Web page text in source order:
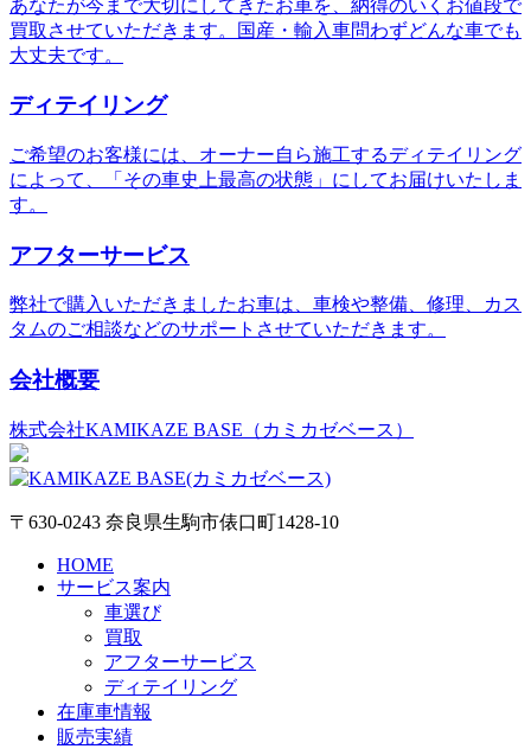
あなたが今まで大切にしてきたお車を、納得のいくお値段で
買取させていただきます。国産・輸入車問わずどんな車でも
大丈夫です。
ディテイリング
ご希望のお客様には、オーナー自ら施工するディテイリング
によって、「その車史上最高の状態」にしてお届けいたしま
す。
アフターサービス
弊社で購入いただきましたお車は、車検や整備、修理、カス
タムのご相談などのサポートさせていただきます。
会社概要
株式会社KAMIKAZE BASE（カミカゼベース）
〒630-0243 奈良県生駒市俵口町1428-10
HOME
サービス案内
車選び
買取
アフターサービス
ディテイリング
在庫車情報
販売実績